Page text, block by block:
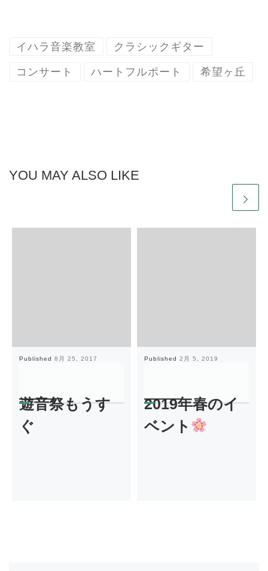
イハラ音楽教室 クラシックギター
コンサート ハートフルポート 希望ヶ丘
YOU MAY ALSO LIKE
Published 8月 25, 2017
遊音祭もうす
ぐ
Published 2月 5, 2019
2019年春のイ
ベント